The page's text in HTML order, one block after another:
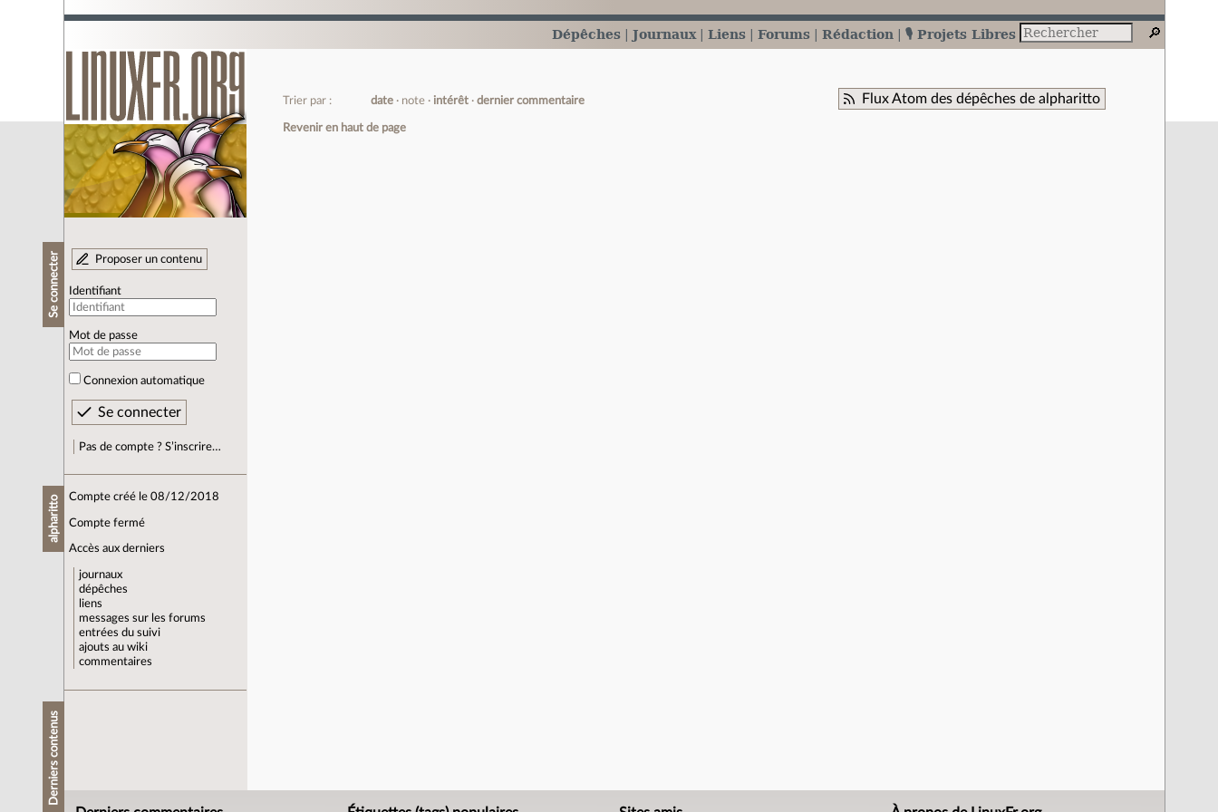
Dépêches Journaux Liens Forums Rédaction 🎙️ Projets Libres
Se connecter Proposer un contenu
Identifiant
Mot de passe
Connexion automatique
Pas de compte ? S’inscrire…
alpharitto Compte créé le 08/12/2018
Compte fermé
Accès aux derniers
journaux
dépêches
liens
messages sur les forums
entrées du suivi
ajouts au wiki
commentaires
Derniers contenus
Flux Atom des dépêches de alpharitto
Trier par : date note intérêt dernier commentaire
Revenir en haut de page